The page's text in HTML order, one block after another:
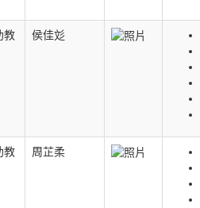
教 侯佳彣
教 周芷柔